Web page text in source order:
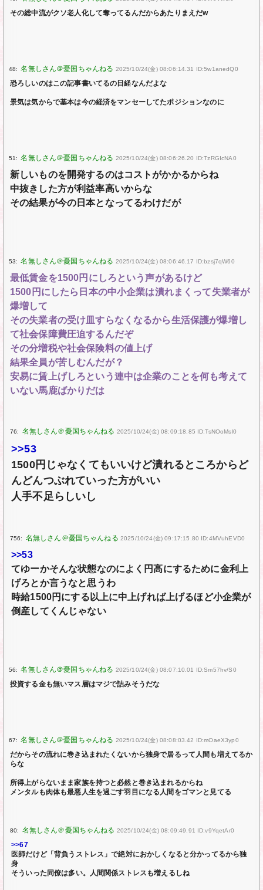
その総中流がクソ老人化して奪ってるんだからあたりまえだw
48: 2025/10/24(金) 08:06:14.31 ID:5w1anedQ0
恐ろしいのはこの記事書いてるの日経なんだよな
景気は気からで基本は今の経済をマンセーしてたポジションなのに
51: 2025/10/24(金) 08:06:26.20 ID:TzRGIcNA0
新しいものを開発するのはコストがかかるからね
中抜きした方が利益率高いからな
その結果が今の日本となってるわけだが
53: 2025/10/24(金) 08:06:46.17 ID:bzsj7qW60
最低賃金を1500円にしろという声があるけど
1500円にしたら日本の中小企業は潰れまくって失業者が
爆増して
その失業者の受け皿すらなくなるから生活保護が爆増し
て社会保障費圧迫するんだぞ
その分増税や社会保険料の値上げ
結果全員が苦しむんだが？
安易に賃上げしろという連中は企業のことを何も考えて
いない馬鹿ばかりだは
76: 2025/10/24(金) 08:09:18.85 ID:TsNOoMsl0
>>53
1500円じゃなくてもいいけど潰れるところからど
んどんつぶれていった方がいい
人手不足らしいし
756: 2025/10/24(金) 09:17:15.80 ID:4MVuhEVD0
>>53
てゆーかそんな状態なのによく円高にするために金利上
げろとか言うなと思うわ
時給1500円にする以上に中上げれば上げるほど小企業が
倒産してくんじゃない
56: 2025/10/24(金) 08:07:10.01 ID:Sm57hv/S0
投資する金も無いマス層はマジで詰みそうだな
67: 2025/10/24(金) 08:08:03.42 ID:mOaeX3yp0
だからその流れに巻き込まれたくないから独身で居るって人間も増えてるか
らな
所得上がらないまま家族を持つと必然と巻き込まれるからね
メンタルも肉体も最悪人生を過ごす羽目になる人間をゴマンと見てる
80: 2025/10/24(金) 08:09:49.91 ID:v9YqetAr0
>>67
医師だけど「背負うストレス」で絶対におかしくなると分かってるから独
身
そういった同僚は多い。人間関係ストレスも増えるしね